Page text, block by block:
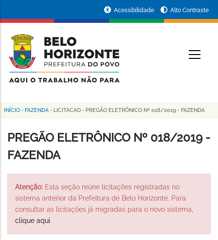
conteúdo
principal
da
Prefeitura
de
Horizonte
Acessibilidade Alto Contraste
Trilha
de
navegação
INÍCIO - FAZENDA - LICITACAO - PREGÃO ELETRÔNICO Nº 018/2019 - FAZENDA
PREGÃO ELETRÔNICO Nº 018/2019 -
FAZENDA
Atenção: Esta seção reúne licitações registradas no
sistema anterior da Prefeitura de Belo Horizonte. Para
consultar as licitações já migradas para o novo sistema,
clique aqui.